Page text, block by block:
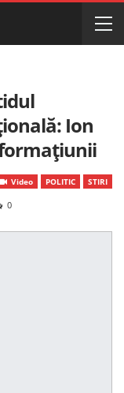
Ion
Video POLITIC STIRI
0